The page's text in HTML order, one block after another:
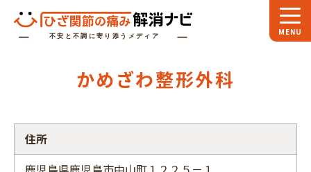
スペシャル対談
お役立ちコラム
専門家インタビュー
かめざわ整形外科
住所